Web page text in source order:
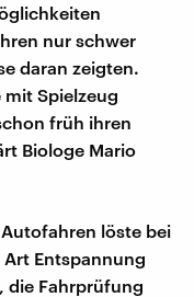
nur schwer
daran zeigten.
Spielzeug
früh ihren
Biologe Mario
löste bei
Entspannung
die Fahrprüfung